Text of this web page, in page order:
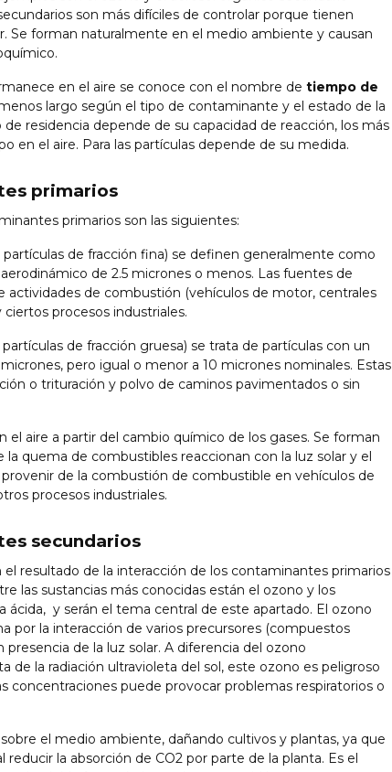
son más difíciles de controlar porque tienen
Se forman naturalmente en el medio ambiente y causan
en el aire se conoce con el nombre de tiempo de
largo según el tipo de contaminante y el estado de la
residencia depende de su capacidad de reacción, los más
en el aire. Para las partículas depende de su medida.
primarios
primarios son las siguientes:
de fracción fina) se definen generalmente como
de 2.5 micrones o menos. Las fuentes de
actividades de combustión (vehículos de motor, centrales
procesos industriales.
de fracción gruesa) se trata de partículas con un
pero igual o menor a 10 micrones nominales. Estas
o trituración y polvo de caminos pavimentados o sin
el aire a partir del cambio químico de los gases. Se forman
quema de combustibles reaccionan con la luz solar y el
de la combustión de combustible en vehículos de
procesos industriales.
secundarios
resultado de la interacción de los contaminantes primarios
las sustancias más conocidas están el ozono y los
ácida, y serán el tema central de este apartado. El ozono
por la interacción de varios precursores (compuestos
presencia de la luz solar. A diferencia del ozono
de la radiación ultravioleta del sol, este ozono es peligroso
concentraciones puede provocar problemas respiratorios o
el medio ambiente, dañando cultivos y plantas, ya que
la absorción de CO2 por parte de la planta. Es el